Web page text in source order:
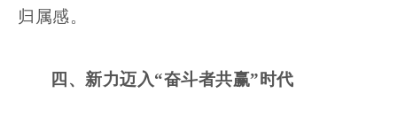
归属感。
四、 新力迈入“奋斗者共赢”时代